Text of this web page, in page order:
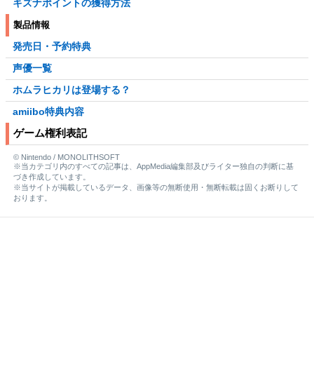
キズナポイントの獲得方法
製品情報
発売日・予約特典
声優一覧
ホムラヒカリは登場する？
amiibo特典内容
ゲーム権利表記
© Nintendo / MONOLITHSOFT
※当カテゴリ内のすべての記事は、AppMedia編集部及びライター独自の判断に基
づき作成しています。
※当サイトが掲載しているデータ、画像等の無断使用・無断転載は固くお断りして
おります。